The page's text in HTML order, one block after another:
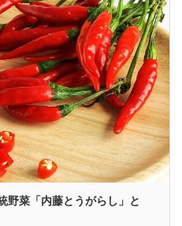
野菜「内藤とうがらし」と